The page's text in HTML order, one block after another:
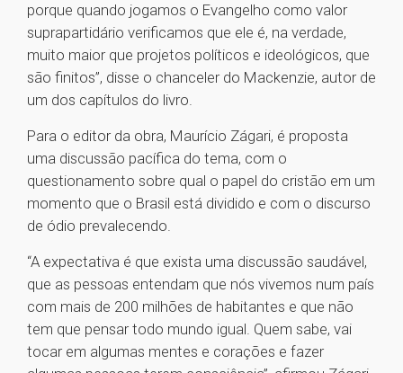
porque quando jogamos o Evangelho como valor
suprapartidário verificamos que ele é, na verdade,
muito maior que projetos políticos e ideológicos, que
são finitos”, disse o chanceler do Mackenzie, autor de
um dos capítulos do livro.
Para o editor da obra, Maurício Zágari, é proposta
uma discussão pacífica do tema, com o
questionamento sobre qual o papel do cristão em um
momento que o Brasil está dividido e com o discurso
de ódio prevalecendo.
“A expectativa é que exista uma discussão saudável,
que as pessoas entendam que nós vivemos num país
com mais de 200 milhões de habitantes e que não
tem que pensar todo mundo igual. Quem sabe, vai
tocar em algumas mentes e corações e fazer